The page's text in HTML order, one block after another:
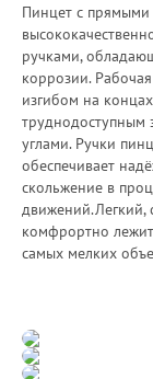
Пинцет с прямыми
ручками,
коррозии.
изгибом на
труднодоступным
углами. Ручки
обеспечивает
скольжение в
движений.Легкий,
комфрортно
самых мелких